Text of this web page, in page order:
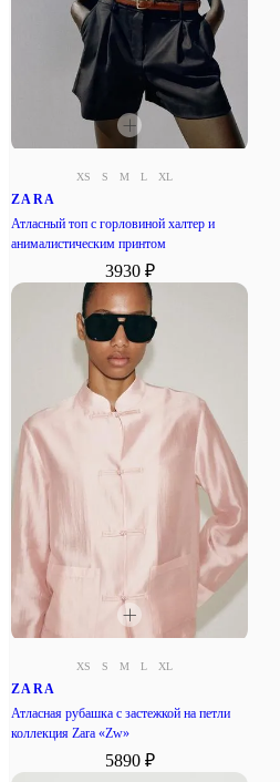
XS S M L XL
ZARA
Атласный топ с горловиной халтер и
анималистическим принтом
3930 ₽
XS S M L XL
ZARA
Атласная рубашка с застежкой на петли
коллекция Zara «Zw»
5890 ₽